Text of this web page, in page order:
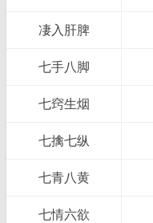
凄入肝脾
七手八脚
七窍生烟
七擒七纵
七青八黄
七情六欲